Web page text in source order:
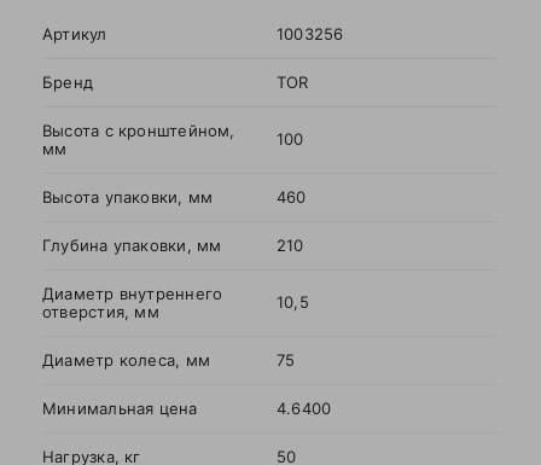
Артикул 1003256
Бренд TOR
Высота с кронштейном,
мм
100
Высота упаковки, мм 460
Глубина упаковки, мм 210
Диаметр внутреннего
отверстия, мм
10,5
Диаметр колеса, мм 75
Минимальная цена 4.6400
Нагрузка, кг 50
Ваша
Ваше
Комментарий